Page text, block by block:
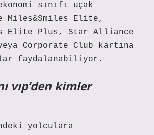
sınıfı uçak
Miles&Smiles Elite,
Elite Plus, Star Alliance
Corporate Club kartına
faydalanabiliyor.
vıp’den kimler
yolculara